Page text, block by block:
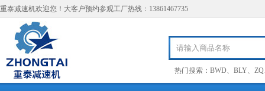
重泰减速机欢迎您！大客户预约参观工厂热线：13861467735
热门搜索： BWD、 BLY、 ZQ